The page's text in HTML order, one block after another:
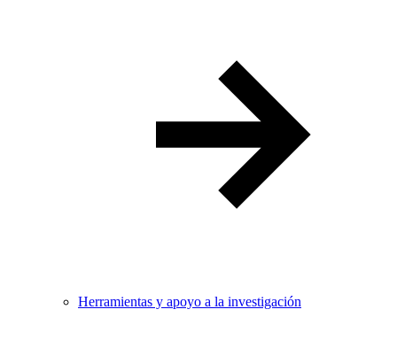
Herramientas y apoyo a la investigación